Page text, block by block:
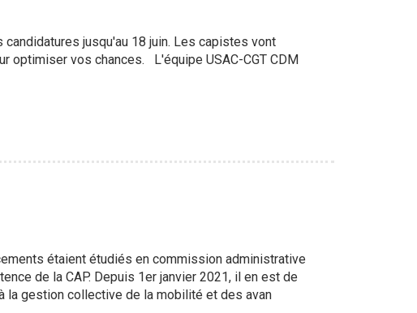
jusqu'au 18 juin. Les capistes vont
optimiser vos chances. L'équipe USAC-CGT CDM
étaient étudiés en commission administrative
de la CAP. Depuis 1er janvier 2021, il en est de
la gestion collective de la mobilité et des avan